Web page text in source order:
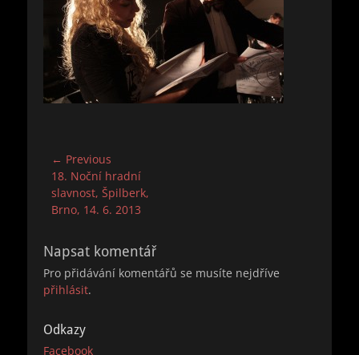
Navigace
pro
příspěvek
← Previous
Previous
post:
18. Noční hradní
slavnost, Špilberk,
Brno, 14. 6. 2013
Napsat komentář
Pro přidávání komentářů se musíte nejdříve
přihlásit.
Odkazy
Facebook